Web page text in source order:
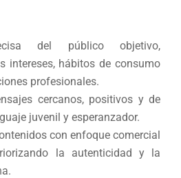
del público objetivo,
intereses, hábitos de consumo
profesionales.
cercanos, positivos y de
juvenil y esperanzador.
con enfoque comercial
la autenticidad y la